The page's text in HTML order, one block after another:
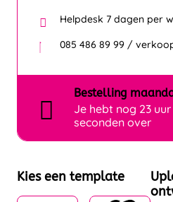
Helpdesk 7 dagen per
085 486 89 99 /
Bestelling
Je hebt nog 23
seconden over
Kies een template